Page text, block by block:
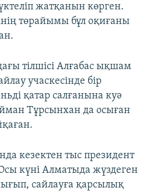
жатқанын көрген.
төрайымы бұл оқиғаны
тілшісі Алғабас ықшам
учаскесінде бір
қатар салғанына куә
Тұрсынхан да осыған
кезектен тыс президент
күні Алматыда жүздеген
сайлауға қарсылық